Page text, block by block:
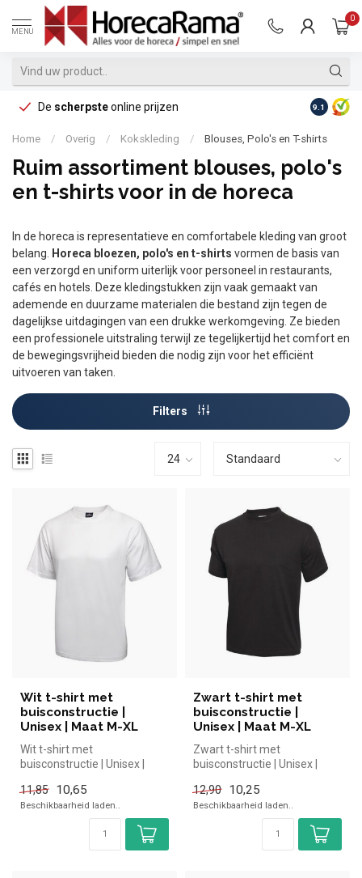
MENU
0
De scherpsteonline prijzen Op
9.1
Home / Overig / Kokskleding / Blouses, Polo's en T-shirts
Ruim assortiment blouses, polo's
en t-shirts voor in de horeca
In de horeca is representatieve en comfortabele kleding van groot
belang.
Horeca bloezen, polo's en t-shirts vormen de basis van
een verzorgd en uniform uiterlijk voor personeel in restaurants,
cafés en hotels. Deze kledingstukken zijn vaak gemaakt van
ademende en duurzame materialen die bestand zijn tegen de
dagelijkse uitdagingen van een drukke werkomgeving. Ze bieden
een professionele uitstraling terwijl ze tegelijkertijd het comfort en
de bewegingsvrijheid bieden die nodig zijn voor het efficiënt
uitvoeren van taken.
Filters
Wit t-shirt met
buisconstructie |
Unisex | Maat M-XL
Wit t-shirt met
buisconstructie | Unisex |
kopen voor i...
11,85 10,65
Beschikbaarheid laden..
Zwart t-shirt met
buisconstructie |
Unisex | Maat M-XL
Zwart t-shirt met
buisconstructie | Unisex |
kopen voor...
12,90 10,25
Beschikbaarheid laden..